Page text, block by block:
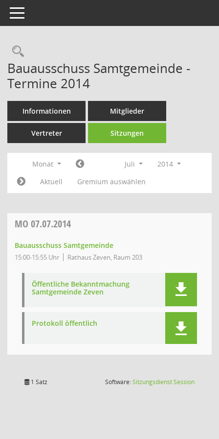
Toggle navigation
Rechercheauswahl
Bauausschuss Samtgemeinde -
Termine 2014
Informationen Mitglieder
Vertreter Sitzungen
Monat Juli
2014
Aktuell
Gremium auswählen
MO 07.07.2014
Bauausschuss Samtgemeinde
15:00-15:55 Uhr Rathaus Zeven, Raum 203
Öffentliche Bekanntmachung
Samtgemeinde Zeven
Protokoll öffentlich
1 Satz Software:SitzungsdienstSession(Wird in